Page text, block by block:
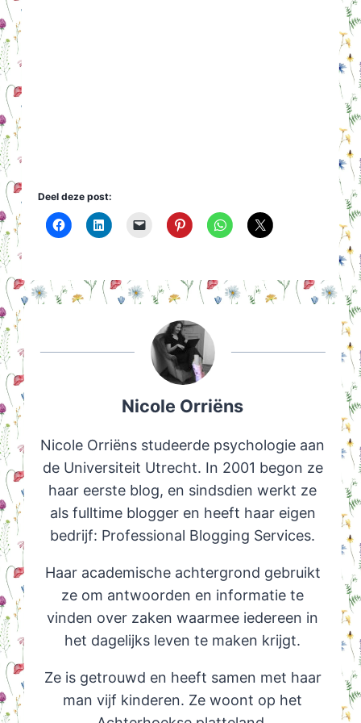
Deel deze post:
Nicole Orriëns
Nicole Orriëns studeerde psychologie aan
de Universiteit Utrecht. In 2001 begon ze
haar eerste blog, en sindsdien werkt ze
als fulltime blogger en heeft haar eigen
bedrijf: Professional Blogging Services.
Haar academische achtergrond gebruikt
ze om antwoorden en informatie te
vinden over zaken waarmee iedereen in
het dagelijks leven te maken krijgt.
Ze is getrouwd en heeft samen met haar
man vijf kinderen. Ze woont op het